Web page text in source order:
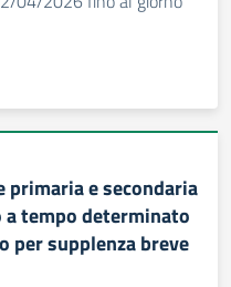
primaria e secondaria
tempo determinato
per supplenza breve